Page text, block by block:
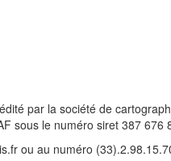
par la société de
sous le numéro siret 387
ou au numéro